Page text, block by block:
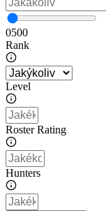
0500
Rank
Level
Roster Rating
Hunters